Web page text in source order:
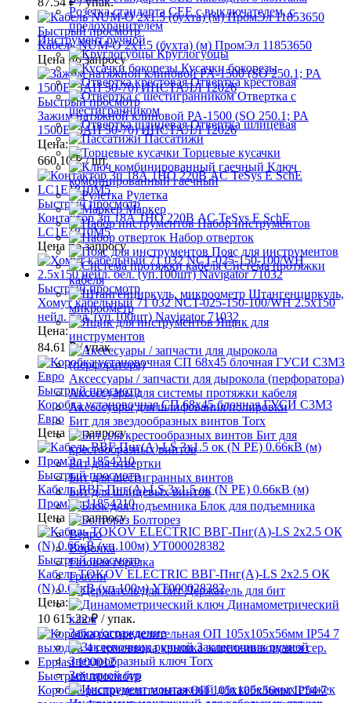
Розетка стандарта СЕЕ с выключателем, с
предохранителем
Инструмент ручной
Круглогубцы
Кусачки бокорезы
Отвертка крестовая
Отвертка с
шестигранником
Отвертка шлицевая
Пассатижи
Торцевые кусачки
Ключ
комбинированный гаечный
Рулетка
Маркер
Набор инструментов
Набор отверток
Пояс для инструментов
Система протяжки
кабеля
Штангенциркуль,
микроометр
Ящик для
инструментов
Аксессуары / запчасти для дырокола (перфоратора)
Аксессуары для системы протяжки кабеля
Аксессуары для шлифования/полировки
Бит для звездообразных винтов Torx
Бит для
крестообразных винтов
Бит для отвертки
Бит для шестигранных винтов
Бит для шлицевых винтов
Блок для подъемника
Болторез
Ведро
Воронка
Газовая горелка
Грабли
Держатель для бит
Динамометрический
ключ
Забор/ограждение
Заклепочник ручной
Звездообразный ключ Torx
Земляной бур
Быстрый просмотр
Кабель NUM-О 2х1.5 (бухта) (м) ПромЭл 11853650
Цена по запросу
Быстрый просмотр
Зажим натяжной клиновой PA-1500 (SO 250.1; PA
1500E; ЗАН 50-70) ИНСТАЛЛ 12026
Цена:
660.10 ₽/ шт.
Быстрый просмотр
Контактор 3п 18А 1НО 220В AC TeSys E SchE
LC1E1810M5
Цена по запросу
Быстрый просмотр
Хомут кабельный 71 032 NCT-025-150-100/WH 2.5х150
нейл. бел. (уп.100шт) Navigator 71032
Цена:
84.61 ₽/ упак.
Быстрый просмотр
Коробка установочная СП 68х45 блочная ГУСИ С3М3
Евро
Цена по запросу
Быстрый просмотр
Кабель ВВГ-Пнг(А)-LS 3х1.5 ок (N PE) 0.66кВ (м)
ПромЭл 11854210
Цена по запросу
Быстрый просмотр
Кабель TOKOV ELECTRIC ВВГ-Пнг(А)-LS 2х2.5 ОК
(N) 0.66кВ (уп.100м) УТ000028382
Цена:
10 615.22 ₽ / упак.
Быстрый просмотр
Коробка распределительная ОП 105х105х56мм IP54 7